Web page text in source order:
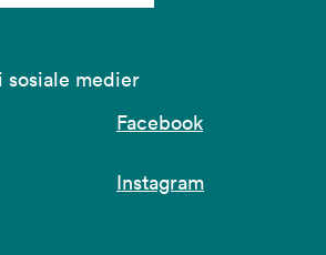
sosiale medier
Facebook
Instagram